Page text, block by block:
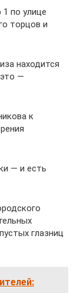
по улице
торцов и
находится
—
к
— и есть
глазниц